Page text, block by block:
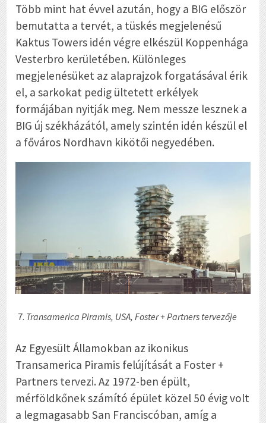
Több mint hat évvel azután, hogy a BIG először
bemutatta a tervét, a tüskés megjelenésű
Kaktus Towers idén végre elkészül Koppenhága
Vesterbro kerületében. Különleges
megjelenésüket az alaprajzok forgatásával érik
el, a sarkokat pedig ültetett erkélyek
formájában nyitják meg. Nem messze lesznek a
BIG új székházától, amely szintén idén készül el
a főváros Nordhavn kikötői negyedében.
Transamerica Piramis, USA, Foster + Partners tervezője
Az Egyesült Államokban az ikonikus
Transamerica Piramis felújítását a Foster +
Partners tervezi. Az 1972-ben épült,
mérföldkőnek számító épület közel 50 évig volt
a legmagasabb San Franciscóban, amíg a